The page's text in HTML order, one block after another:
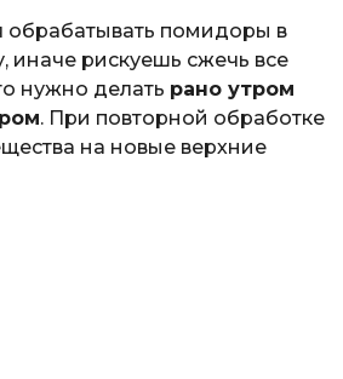
обрабатывать помидоры в
иначе рискуешь сжечь все
нужно делать рано утром
. При повторной обработке
на новые верхние